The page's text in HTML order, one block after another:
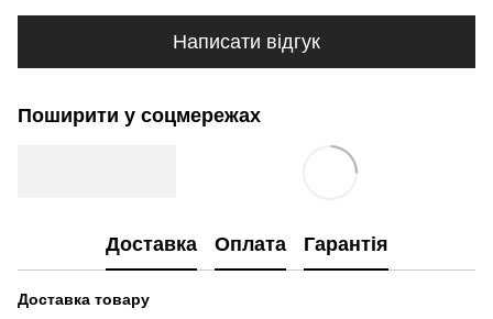
Написати відгук
Поширити у соцмережах
Доставка Оплата Гарантія
Доставка товару